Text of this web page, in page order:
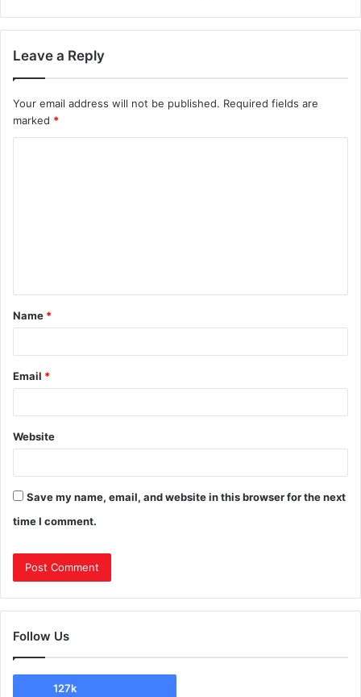
Leave a Reply
Your email address will not be published. Required fields are
marked *
Name *
Email *
Website
Save my name, email, and website in this browser for the next
time I comment.
Follow Us
127k